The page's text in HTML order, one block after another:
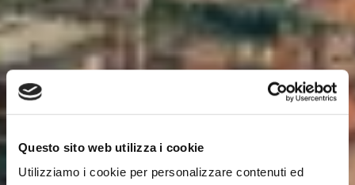
Questo sito web utilizza i cookie
Utilizziamo i cookie per personalizzare contenuti ed